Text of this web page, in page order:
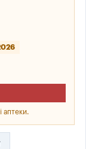
аптеки.